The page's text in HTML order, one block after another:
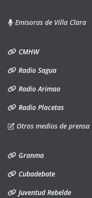
Emisoras de Villa Clara
CMHW
Radio Sagua
Radio Arimao
Radio Placetas
Otros medios de prensa
Granma
Cubadebate
Juventud Rebelde